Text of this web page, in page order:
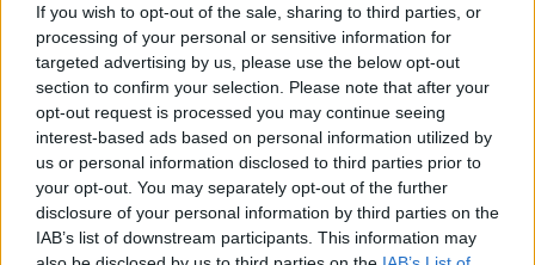
If you wish to opt-out of the sale, sharing to third parties, or
processing of your personal or sensitive information for
targeted advertising by us, please use the below opt-out
section to confirm your selection. Please note that after your
opt-out request is processed you may continue seeing
interest-based ads based on personal information utilized by
us or personal information disclosed to third parties prior to
your opt-out. You may separately opt-out of the further
disclosure of your personal information by third parties on the
IAB’s list of downstream participants. This information may
guardare al secondo turno con ambizione.
Monitorare la forma fisica, sfruttare i punti forti
e preparare strategie specifiche per gli avversari
saranno elementi determinanti nei prossimi
giorni delRoland Garros.
AUTORE